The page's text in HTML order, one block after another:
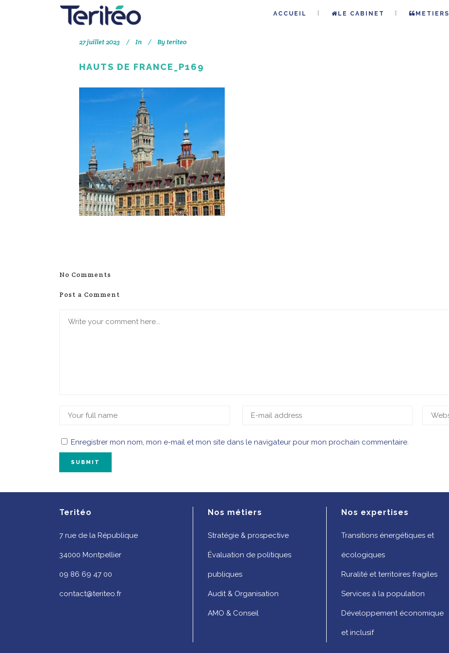
ACCUEIL LE CABINET METIERS
27 juillet 2023 In Byteriteo
HAUTS DE FRANCE_P169
No Comments
Post a Comment
Enregistrer mon nom, mon e-mail et mon site dans le navigateur pour mon prochain commentaire.
Teritéo
7 rue de la République
34000 Montpellier
09 86 69 47 00
contact@teriteo.fr
Nos métiers
Stratégie & prospective
Évaluation de politiques
publiques
Audit & Organisation
AMO & Conseil
Nos expertises
Transitions énergétiques et
écologiques
Ruralité et territoires fragiles
Services à la population
Développement économique
et inclusif